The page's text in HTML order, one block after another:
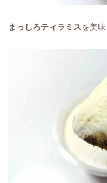
まっしろティラミスを美